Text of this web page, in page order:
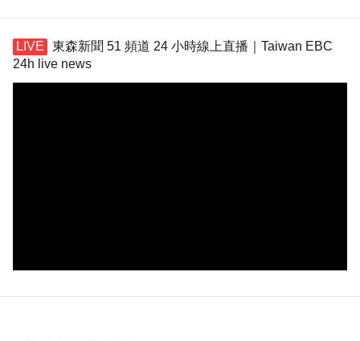
東森新聞 51 頻道 24 小時線上直播｜Taiwan EBC
24h live news